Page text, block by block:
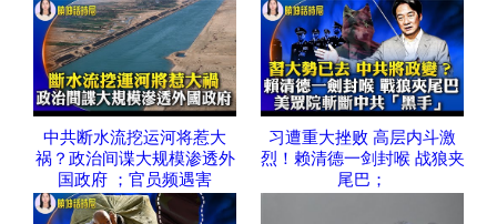
中共断水流挖运河将惹大
祸？政治间谍大规模渗透外
国政府 ；官员频遇害
习遭重大挫败 高层内斗激
烈！赖清德一剑封喉 战狼夹
尾巴；